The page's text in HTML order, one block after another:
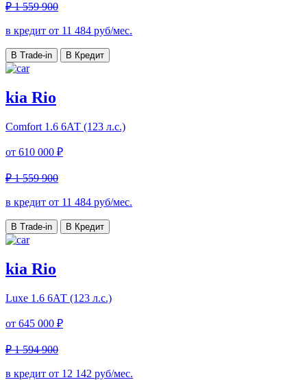
₽ 1 559 900
в кредит от 11 484 руб/мес.
В Trade-in В Кредит
kia Rio
Comfort 1.6 6АТ (123 л.с.)
от 610 000 ₽
₽ 1 559 900
в кредит от 11 484 руб/мес.
В Trade-in В Кредит
kia Rio
Luxe 1.6 6АТ (123 л.с.)
от 645 000 ₽
₽ 1 594 900
в кредит от 12 142 руб/мес.